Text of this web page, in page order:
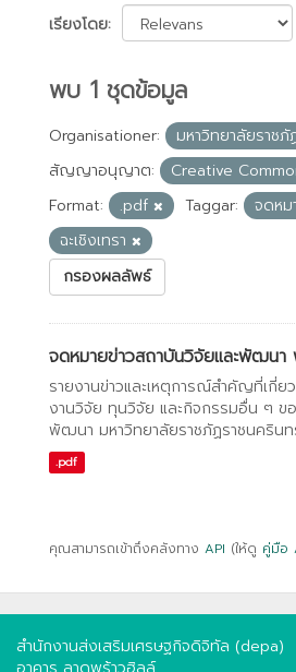
เรียงโดย
พบ 1 ชุดข้อมูล
Organisationer:
มหาวิทยาลัยราช
สัญญาอนุญาต:
Creative
Format:
.pdf Taggar:
จดหม
ฉะเชิงเทรา
กรองผลลัพธ์
จดหมายข่าวสถาบันวิจัยและพัฒน
รายงานข่าวและเหตุการณ์สำคัญที่เกี่
งานวิจัย ทุนวิจัย และกิจกรรมอื่น ๆ ข
พัฒนา มหาวิทยาลัยราชภัฏราชนคริน
.pdf
คุณสามารถเข้าถึงคลังทาง API (ให้ดู คู่มือ
สำนักงานส่งเสริมเศรษฐกิจดิจิทัล (depa)